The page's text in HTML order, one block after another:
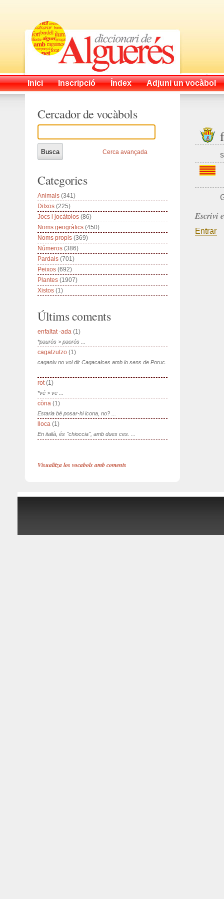
Inici Inscripció Índex Adjuni un vocàbol
Escrivi
Entrar
Cercador de vocàbols
Cerca avançada
Categories
Animals (341)
Ditxos (225)
Jocs i jocàtolos (86)
Noms geogràfics (450)
Noms propis (369)
Números (386)
Pardals (701)
Peixos (692)
Plantes (1907)
Xistos (1)
Últims coments
enfaltat -ada (1)
*paurós > paorós ...
cagatzutzo (1)
caganiu no vol dir Cagacalces amb lo sens de Poruc.
rot(1)
*vé > ve ...
còna (1)
Estaria bé posar-hi icona, no? ...
lloca (1)
En italià, és "chioccia", amb dues ces. ...
Visualitza los vocabols amb coments